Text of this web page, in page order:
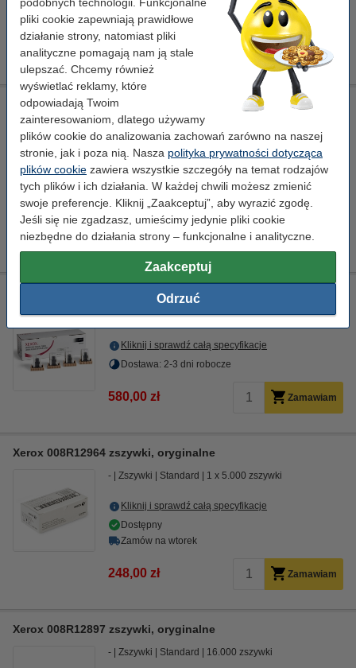
pliki cookie zapewniają prawidłowe
działanie strony, natomiast pliki
analityczne pomagają nam ją stale
ulepszać. Chcemy również
wyświetlać reklamy, które
odpowiadają Twoim
zainteresowaniom, dlatego używamy
plików cookie do analizowania zachowań zarówno na naszej
stronie, jak i poza nią. Nasza polityka prywatności dotycząca
plików cookie zawiera wszystkie szczegóły na temat rodzajów
tych plików i ich działania. W każdej chwili możesz zmienić
swoje preferencje. Kliknij „Zaakceptuj”, aby wyrazić zgodę.
Jeśli się nie zgadzasz, umieścimy jedynie pliki cookie
niezbędne do działania strony – funkcjonalne i analityczne.
Zaakceptuj
Odrzuć
Zamów na wtorek
109,00 zł Zamawiam
Xerox 001R00600 zestaw czyszczący paska przenoszenia
obrazu / belt cleaner, oryginalny
-
środek do czyszczenia taśmy transferowej
Standard
± 158.000 stron
Kliknij i sprawdź całą specyfikacje
Dostawa: 2-3 dni robocze
479,00 zł Zamawiam
Xerox 008R12925 zszywki, oryginalne
- Zszywki Standard 4 x 5.000 zszywki
Kliknij i sprawdź całą specyfikacje
Dostawa: 2-3 dni robocze
580,00 zł Zamawiam
Xerox 008R12964 zszywki, oryginalne
- Zszywki Standard 1 x 5.000 zszywki
Kliknij i sprawdź całą specyfikacje
Dostępny
Zamów na wtorek
248,00 zł Zamawiam
Xerox 008R12897 zszywki, oryginalne
- Zszywki Standard 16.000 zszywki